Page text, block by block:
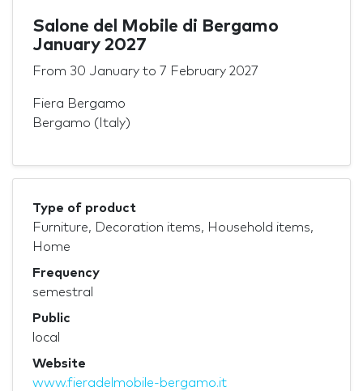
Salone del Mobile di Bergamo
January 2027
From 30 January to 7 February 2027
Fiera Bergamo
Bergamo (Italy)
Type of product
Furniture, Decoration items, Household items,
Home
Frequency
semestral
Public
local
Website
www.fieradelmobile-bergamo.it